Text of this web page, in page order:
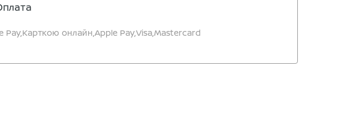
Pay,Карткою онлайн,Apple Pay,Visa,Mastercard